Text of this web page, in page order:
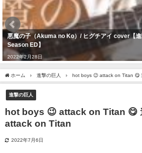
悪魔の子（Akuma no Ko）/ ヒグチアイ cover【進
Season ED】
2022年2月28日
ホーム 進撃の巨人 hot boys 😉 attack on Titan 😋
進撃の巨人
hot boys 😉 attack on Titan 😋
attack on Titan
2022年7月6日